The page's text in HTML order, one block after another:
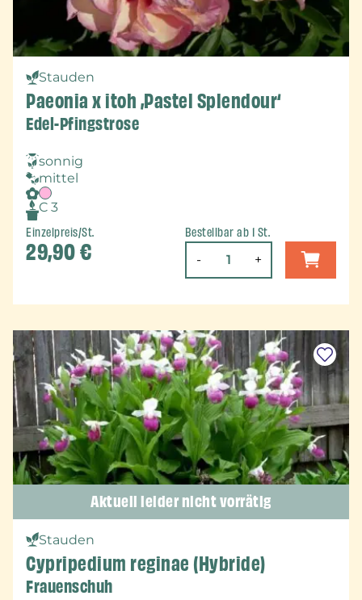
Stauden
Paeonia x itoh ‚Pastel Splendour‘
Edel-Pfingstrose
sonnig
mittel
C 3
Einzelpreis/St.
29,90€
Bestellbar ab 1 St.
- +
Aktuell leider nicht vorrätig
Stauden
Cypripedium reginae (Hybride)
Frauenschuh